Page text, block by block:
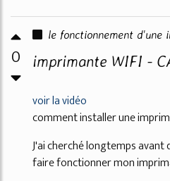
0
le fonctionnement d'une
imprimante WIFI -
voir la vidéo
comment installer une
J'ai cherché longtemps
faire fonctionner mon